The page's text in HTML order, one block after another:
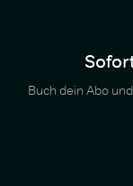
Buch dein Abo